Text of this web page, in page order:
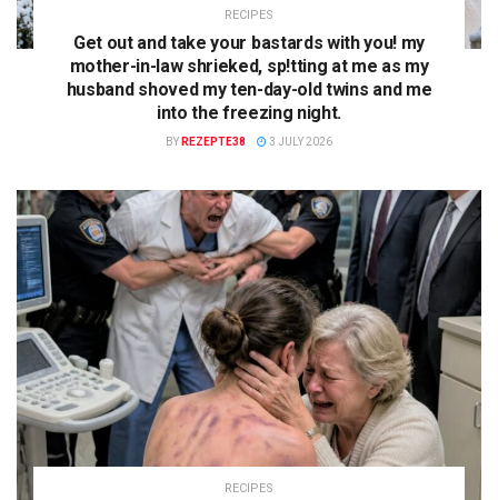
RECIPES
Get out and take your bastards with you! my
mother-in-law shrieked, sp!tting at me as my
husband shoved my ten-day-old twins and me
into the freezing night.
BY REZEPTE38 3 JULY 2026
RECIPES